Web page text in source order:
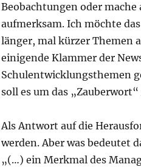
Beobachtungen oder
aufmerksam. Ich möchte
länger, mal kürzer Themen
einigende Klammer der
Schulentwicklungsthemen
soll es um das
Als Antwort auf die
werden. Aber was bedeutet
„(…) ein Merkmal des